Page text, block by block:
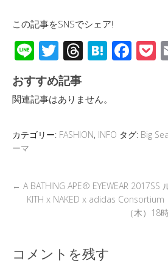
この記事をSNSでシェア!
Li
n
e
T
wi
tt
er
T
hr
e
a
d
H
at
a
F
ac
o
P
o
おすすめ記事
関連記事はありません。
カテゴリー: FASHION, INFO タグ: Big
ーマ
← A BATHING APE® EYEWEAR 2017SS
KITH x NAKED x adidas Consortium
（木）18
コメントを残す